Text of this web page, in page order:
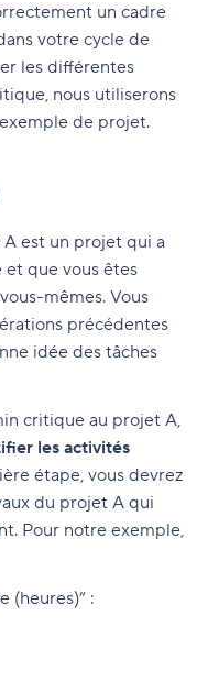
un cadre
votre cycle de
les différentes
nous utiliserons
de projet.
est un projet qui a
que vous êtes
mêmes. Vous
précédentes
idée des tâches
critique au projet A,
les activités
étape, vous devrez
du projet A qui
Pour notre exemple,
(heures)” :